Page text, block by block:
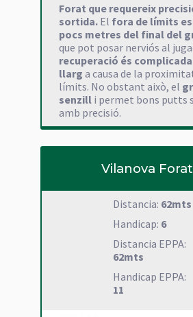
Forat que requereix
sortida. El fora de límits
pocs metres del final del
que pot posar nerviós al
recuperació és
llarg a causa de la
límits. No obstant això, el
senzill i permet bons putts
amb precisió.
Vilanova
Distancia: 62mts
Handicap: 6
Distancia EPPA:
62mts
Handicap EPPA:
11